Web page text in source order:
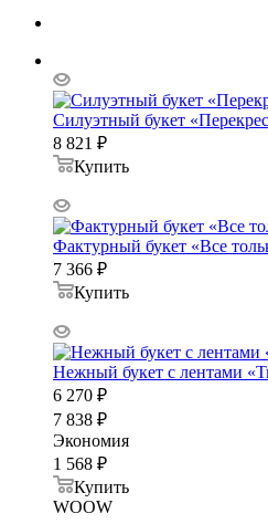
Силуэтный букет
8 821 ₽
Купить
Фактурный букет «Все
7 366 ₽
Купить
Нежный букет с лентами
6 270 ₽
7 838 ₽
Экономия
1 568 ₽
Купить
WOOW